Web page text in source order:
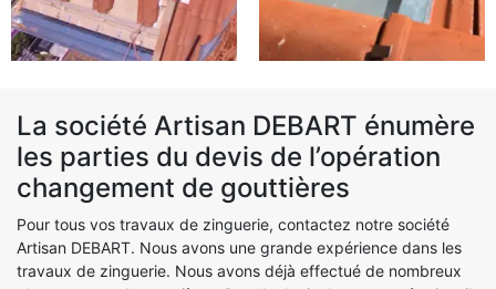
La société Artisan DEBART énumère
les parties du devis de l’opération
changement de gouttières
Pour tous vos travaux de zinguerie, contactez notre société
Artisan DEBART. Nous avons une grande expérience dans les
travaux de zinguerie. Nous avons déjà effectué de nombreux